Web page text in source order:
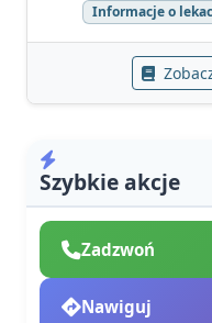
Informacje o
Szybkie akcje
Zadzwoń
Nawiguj